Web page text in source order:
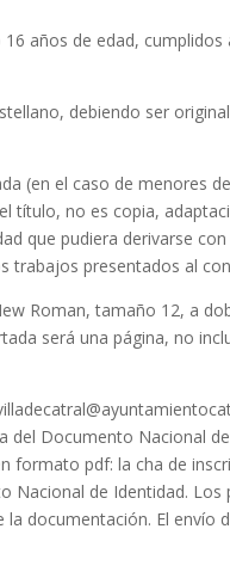
años de edad,
debiendo ser
(en el caso de menores
título, no es copia,
que pudiera derivarse
trabajos presentados al
Roman, tamaño 12, a
será una página, no
Documento Nacional
formato pdf: la cha de
Nacional de Identidad.
documentación. El envío